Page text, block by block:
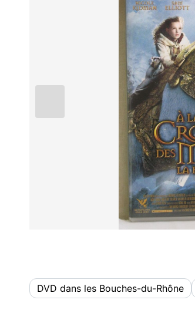
DVD dans les Bouches-du-Rhône